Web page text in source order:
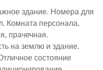
здание. Номера для
Комната персонала,
прачечная.
на землю и здание.
состояние